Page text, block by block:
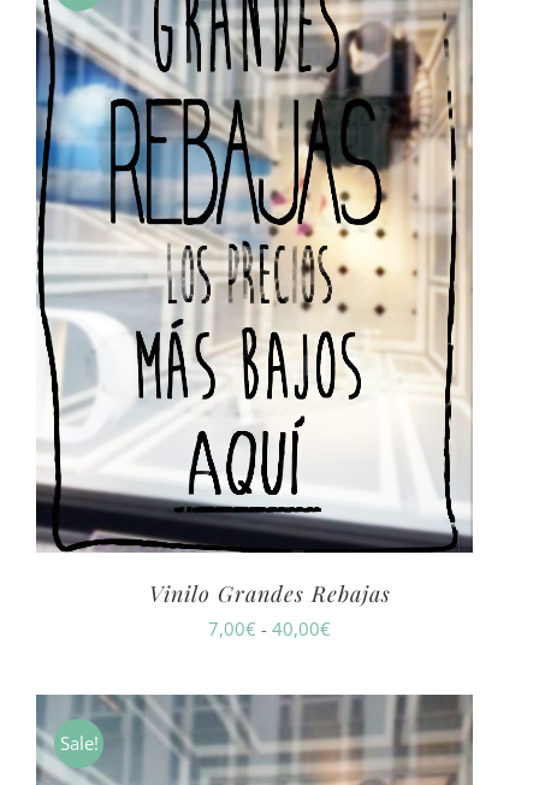
7,00€
hasta
40,00€
ESTE
PRODUCTO
LAS
OPCIONES
PUEDEN
ELEGIR
LA
PÁGINA
DE
Vinilo Grandes Rebajas
7,00€ - 40,00€
precios:
desde
7,00€
Sale!